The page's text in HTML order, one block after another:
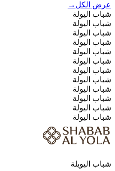
عرض الكل →
شباب اليولة
شباب اليولة
شباب اليولة
شباب اليولة
شباب اليولة
شباب اليولة
شباب اليولة
شباب اليولة
شباب اليولة
شباب اليولة
شباب اليولة
شباب اليولة
شباب اليويلة